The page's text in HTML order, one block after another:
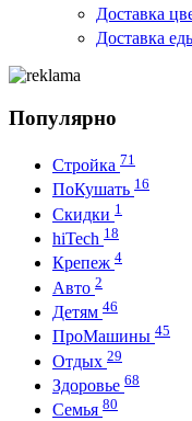
Доставка
Доставка
Популярно
Стройка 71
ПоКушать 16
Скидки 1
hiTech 18
Крепеж 4
Авто 2
Детям 46
ПроМашины 45
Отдых 29
Здоровье 68
Семья 80